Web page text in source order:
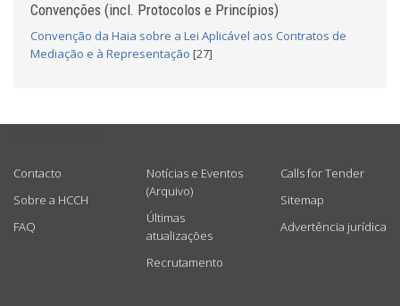
Convenções (incl. Protocolos e Princípios)
Convenção da Haia sobre a Lei Aplicável aos Contratos de
Mediação e à Representação [27]
Contacto
Sobre a HCCH
FAQ
Notícias e Eventos
(Arquivo)
Últimas
atualizações
Recrutamento
Calls for Tender
Sitemap
Advertência jurídica